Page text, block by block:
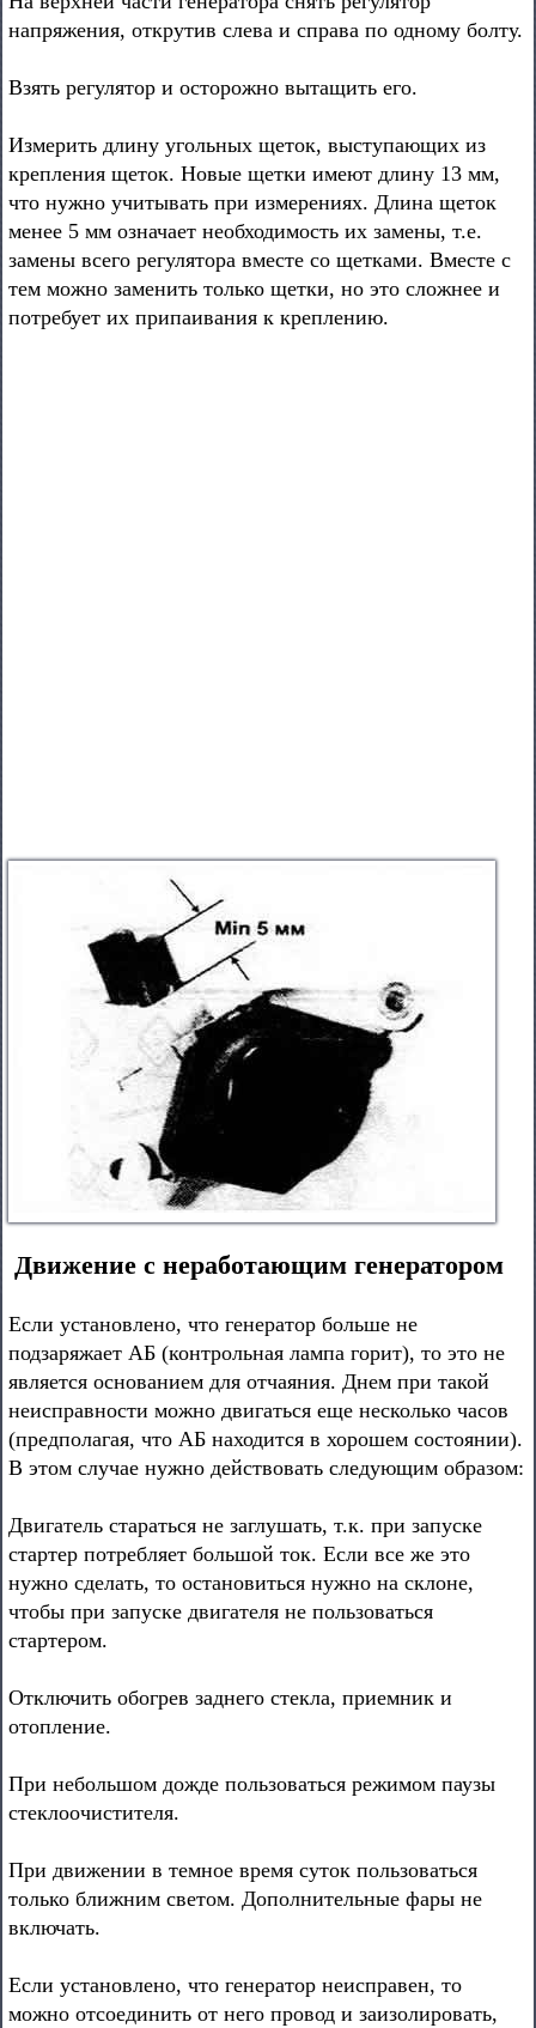
напряжения, открутив слева и справа по одному болту.
Взять регулятор и осторожно вытащить его.
Измерить длину угольных щеток, выступающих из
крепления щеток. Новые щетки имеют длину 13 мм,
что нужно учитывать при измерениях. Длина щеток
менее 5 мм означает необходимость их замены, т.е.
замены всего регулятора вместе со щетками. Вместе с
тем можно заменить только щетки, но это сложнее и
потребует их припаивания к креплению.
Движение с неработающим генератором
Если установлено, что генератор больше не
подзаряжает АБ (контрольная лампа горит), то это не
является основанием для отчаяния. Днем при такой
неисправности можно двигаться еще несколько часов
(предполагая, что АБ находится в хорошем состоянии).
В этом случае нужно действовать следующим образом:
Двигатель стараться не заглушать, т.к. при запуске
стартер потребляет большой ток. Если все же это
нужно сделать, то остановиться нужно на склоне,
чтобы при запуске двигателя не пользоваться
стартером.
Отключить обогрев заднего стекла, приемник и
отопление.
При небольшом дожде пользоваться режимом паузы
стеклоочистителя.
При движении в темное время суток пользоваться
только ближним светом. Дополнительные фары не
включать.
Если установлено, что генератор неисправен, то
можно отсоединить от него провод и заизолировать,